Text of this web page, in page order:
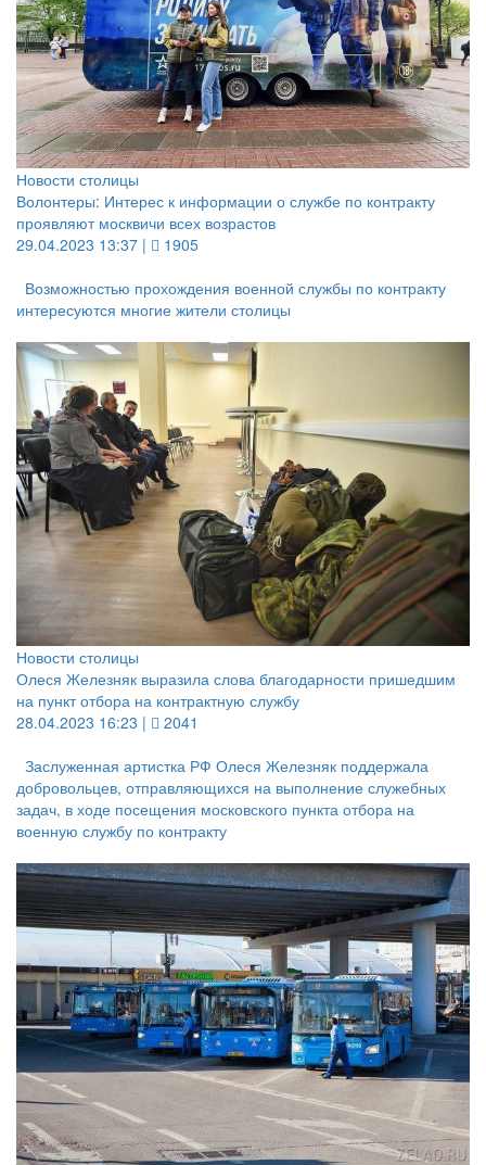
Новости столицы
Волонтеры: Интерес к информации о службе по контракту
проявляют москвичи всех возрастов
29.04.2023 13:37 |
1905
Возможностью прохождения военной службы по контракту
интересуются многие жители столицы
Новости столицы
Олеся Железняк выразила слова благодарности пришедшим
на пункт отбора на контрактную службу
28.04.2023 16:23 |
2041
Заслуженная артистка РФ Олеся Железняк поддержала
добровольцев, отправляющихся на выполнение служебных
задач, в ходе посещения московского пункта отбора на
военную службу по контракту